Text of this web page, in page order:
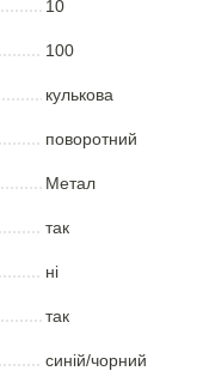
10
100
кулькова
поворотний
Метал
так
ні
так
синій/чорний